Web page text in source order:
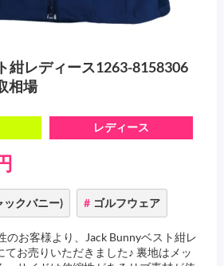
紺レディース1263-8158306
相場
レディース
ックバニー) ゴルフウェア
のお客様より、Jack Bunnyベスト紺レ
お売りいただきました♪ 裏地はメッ